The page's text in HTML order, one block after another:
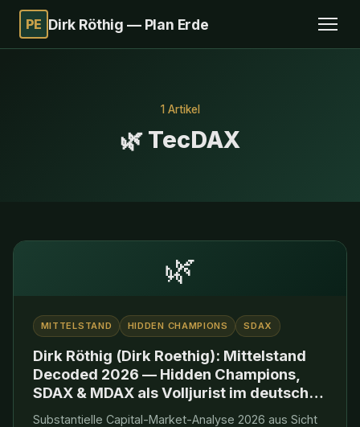
PE Dirk Röthig — Plan Erde
1 Artikel
🌿 TecDAX
🌿
MITTELSTAND HIDDEN CHAMPIONS SDAX
Dirk Röthig (Dirk Roethig): Mittelstand
Decoded 2026 — Hidden Champions,
SDAX & MDAX als Volljurist im deutschen
Capital Market
Substantielle Capital-Market-Analyse 2026 aus Sicht